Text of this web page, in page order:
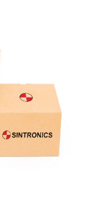
der
hochwertig